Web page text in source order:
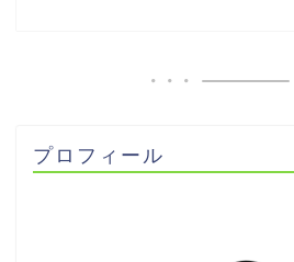
プロフィール